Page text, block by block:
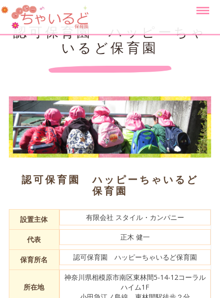
認可保育園 ハッピーちゃ
いるど保育園
認可保育園 ハッピーちゃいるど
保育園
設置主体 有限会社 スタイル・カンパニー
代表 正木 健一
保育所名 認可保育園 ハッピーちゃいるど保育園
所在地
神奈川県相模原市南区東林間5-14-12コーラル
ハイム1F